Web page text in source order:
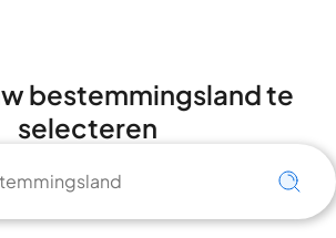
bestemmingsland te
selecteren